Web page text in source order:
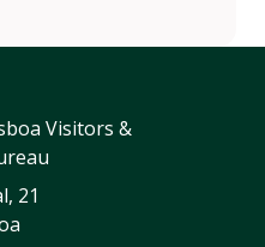
Visitors &
21